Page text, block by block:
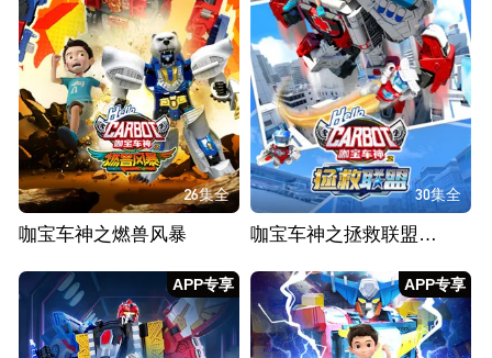
26集全
咖宝车神之燃兽风暴
30集全
咖宝车神之拯救联盟（上）
APP专享 APP专享